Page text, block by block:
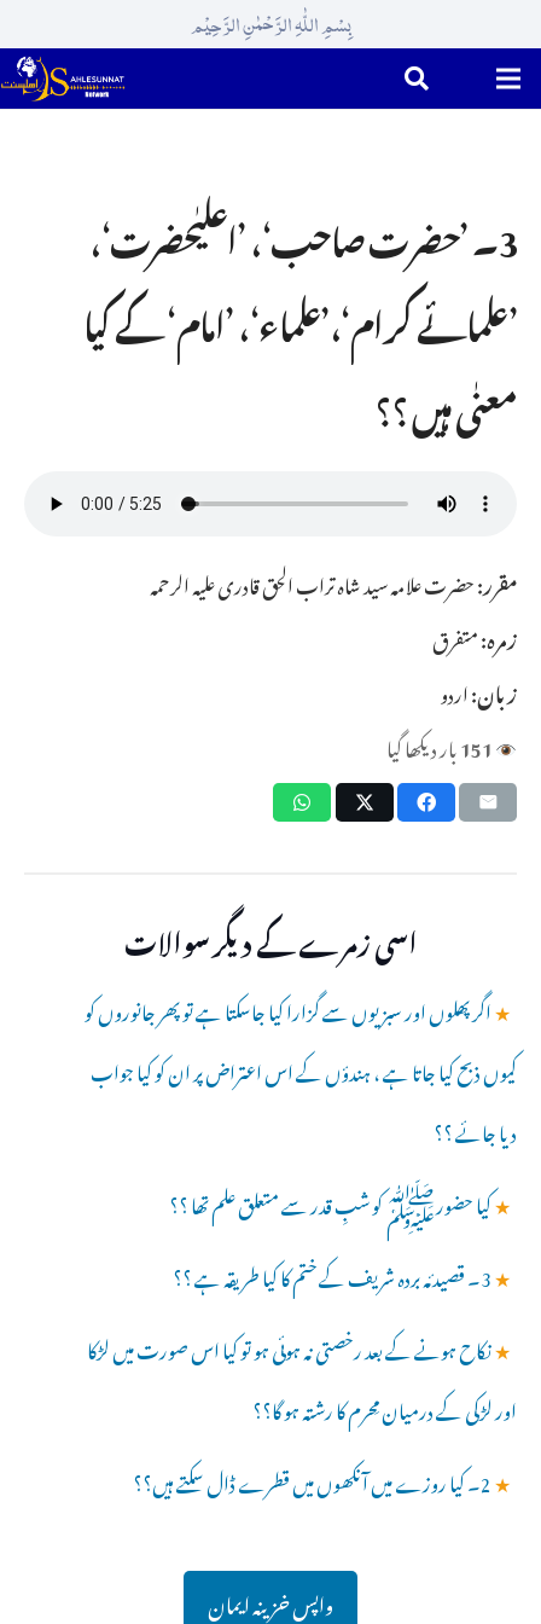
بِسْمِ اللّٰہِ الرَّحْمٰنِ الرَّحِیْم
3۔ ’حضرت صاحب‘، ’اعلیٰحضرت‘،
’علمائے کرام‘،’علماء‘، ’امام‘ کے کیا
معنٰی ہیں ؟؟
مقرر:حضرت علامہ سید شاہ تراب الحق قادری علیہ الرحمہ
زمرہ:متفرق
زبان:اردو
151بار دیکھا گیا
اسی زمرے کے دیگر سوالات
★اگر پھلوں اور سبزیوں سے گزارا کیا جاسکتا ہے تو پھر جانوروں کو
کیوں ذبح کیا جاتا ہے ، ہندؤں کے اس اعتراض پر ان کو کیا جواب
دیا جائے ؟؟
★کیا حضورﷺ کو شبِ قدر سے متعلق علم تھا ؟؟
★3۔ قصیدئہ بردہ شریف کے ختم کا کیا طریقہ ہے ؟؟
★نکاح ہونے کے بعد رخصتی نہ ہوئی ہو تو کیا اس صورت میں لڑکا
اور لڑکی کے درمیان مِحرم کا رشتہ ہو گا؟؟
★2۔ کیا روزے میں آنکھوں میں قطرے ڈال سکتے ہیں؟؟
واپس خزینہ ایمان